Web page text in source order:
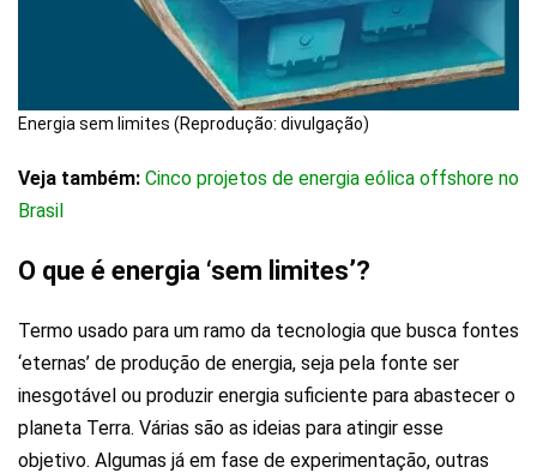
Energia sem limites (Reprodução: divulgação)
Veja também: Cinco projetos de energia eólica offshore no
Brasil
O que é energia ‘sem limites’?
Termo usado para um ramo da tecnologia que busca fontes
‘eternas’ de produção de energia, seja pela fonte ser
inesgotável ou produzir energia suficiente para abastecer o
planeta Terra. Várias são as ideias para atingir esse
objetivo. Algumas já em fase de experimentação, outras